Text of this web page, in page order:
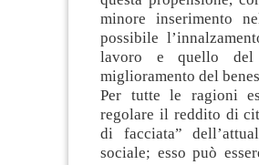
minore inserimento
possibile
lavoro e quello
miglioramento del
Per tutte le ragioni
regolare il reddito di
di facciata”
sociale; esso può